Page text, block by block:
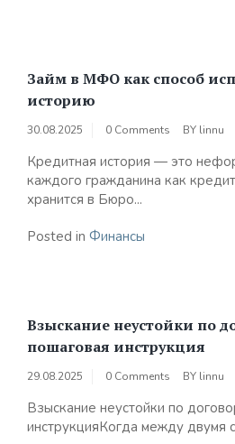
Займ в МФО как способ
историю
30.08.2025 0 Comments BY linnu
Кредитная история — это
каждого гражданина как
хранится в Бюро...
Posted in Финансы
Взыскание неустойки по
пошаговая инструкция
29.08.2025 0 Comments BY linnu
Взыскание неустойки по
инструкцияКогда между двумя